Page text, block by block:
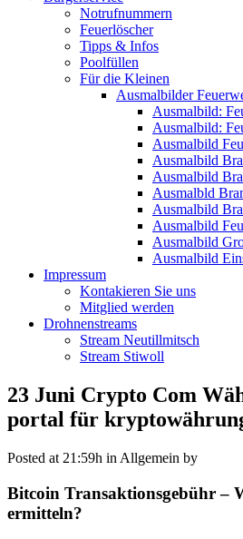
Notrufnummern
Feuerlöscher
Tipps & Infos
Poolfüllen
Für die Kleinen
Ausmalbilder
Ausmalbild:
Ausmalbild:
Ausmalbild
Ausmalbild
Ausmalbild
Ausmalbld
Ausmalbild
Ausmalbild
Ausmalbild
Ausmalbild
Impressum
Kontakieren Sie uns
Mitglied werden
Drohnenstreams
Stream Neutillmitsch
Stream Stiwoll
23 Juni Crypto Com
portal für
Posted at 21:59h in Allgemein by
Bitcoin Transaktionsgebühr –
ermitteln?